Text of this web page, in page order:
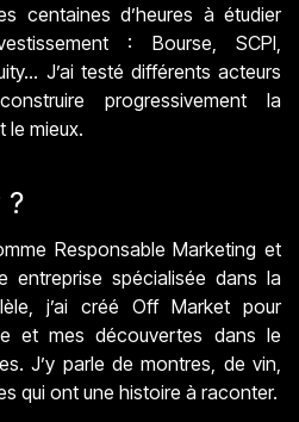
centaines d’heures à étudier
: Bourse, SCPI,
J’ai testé différents acteurs
progressivement la
le mieux.
?
Responsable Marketing et
entreprise spécialisée dans la
j’ai créé Off Market pour
et mes découvertes dans le
J’y parle de montres, de vin,
qui ont une histoire à raconter.